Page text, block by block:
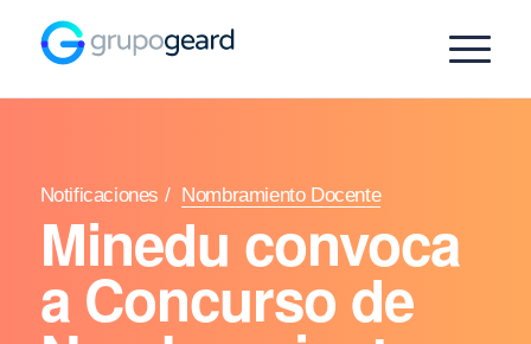
Notificaciones / Nombramiento Docente
Minedu convoca
a Concurso de